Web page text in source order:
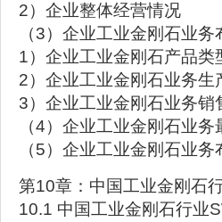
2）企业整体经营情况
（3）企业工业金刚石业
1）企业工业金刚石产品类
2）企业工业金刚石业务生
3）企业工业金刚石业务销
（4）企业工业金刚石业
（5）企业工业金刚石业
第10章：中国工业金刚石
10.1 中国工业金刚石行业